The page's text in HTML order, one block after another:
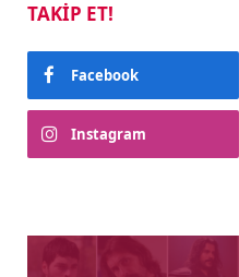
TAKIP ET!
Facebook
Instagram